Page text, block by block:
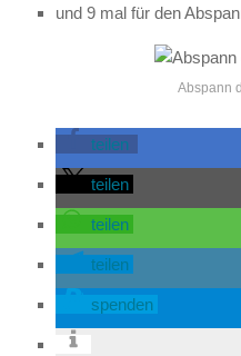
und 9 mal für den
Abspann
teilen
teilen
teilen
teilen
spenden